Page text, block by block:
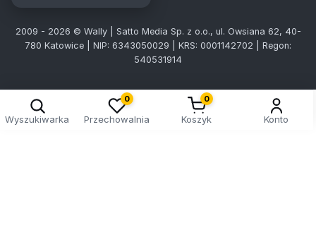
2009 - 2026 © Wally | Satto Media Sp. z o.o., ul. Owsiana 62, 40-
780 Katowice | NIP: 6343050029 | KRS: 0001142702 | Regon:
540531914
Wyszukiwarka
0
Przechowalnia
0
Koszyk Konto